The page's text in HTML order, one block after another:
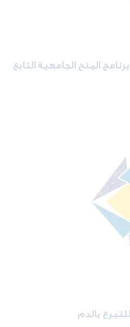
المنح الجامعية التابع
بالدم